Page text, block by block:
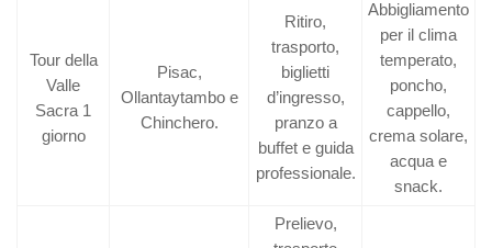
Tour della
Valle
Sacra 1
giorno
Pisac,
Ollantaytambo e
Chinchero.
Ritiro,
trasporto,
biglietti
d’ingresso,
pranzo a
buffet e guida
professionale.
Abbigliamento
per il clima
temperato,
poncho,
cappello,
crema solare,
acqua e
snack.
Prelievo,